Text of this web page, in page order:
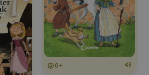
6+